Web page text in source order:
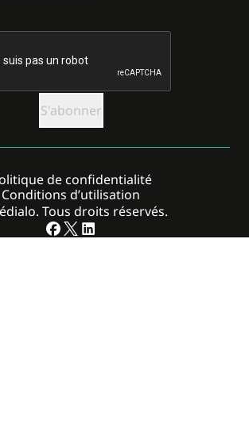
Tous droits réservés.
de confidentialité
Conditions d’utilisation